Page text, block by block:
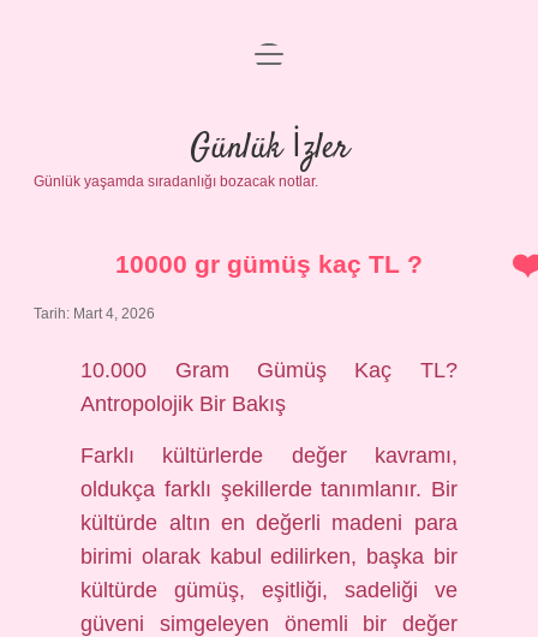
Anasayfa
Gizlilik Politikası
Yasal Uyarı
menüyü
Günlük İzler
Günlük yaşamda sıradanlığı bozacak notlar.
10000 gr gümüş kaç TL ?
Tarih: Mart 4, 2026
10.000 Gram Gümüş Kaç TL?
Antropolojik Bir Bakış
Farklı kültürlerde değer kavramı,
oldukça farklı şekillerde tanımlanır. Bir
kültürde altın en değerli madeni para
birimi olarak kabul edilirken, başka bir
kültürde gümüş, eşitliği, sadeliği ve
güveni simgeleyen önemli bir değer